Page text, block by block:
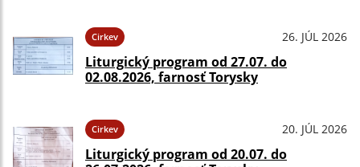
Cirkev 26. JÚL 2026
Liturgický program od 27.07. do
02.08.2026, farnosť Torysky
Cirkev 20. JÚL 2026
Liturgický program od 20.07. do